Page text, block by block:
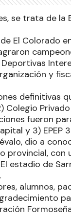
se trata de la
El Colorado
y
definitivas
Colegio
fueron
y 3) EPEP
dio a
provincial,
estadio de
alumnos,